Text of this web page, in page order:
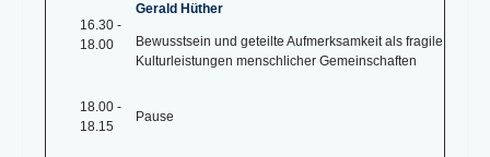
16.30 -
18.00
Gerald Hüther
Bewusstsein und geteilte Aufmerksamkeit als fragile
Kulturleistungen menschlicher Gemeinschaften
18.00 -
18.15
Pause